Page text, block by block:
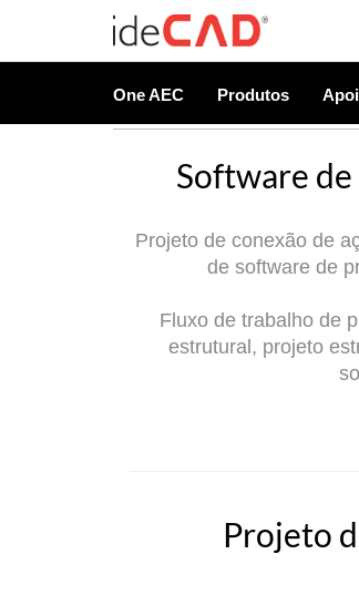
One AEC Produtos
Software
Projeto de conexão de
de software de
Fluxo de trabalho de
estrutural, projeto
Projeto